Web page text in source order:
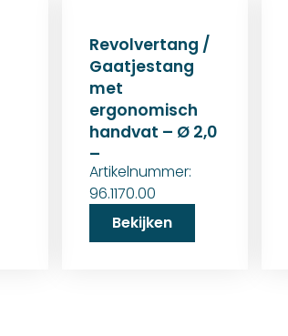
Revolvertang /
Gaatjestang
met
ergonomisch
handvat – Ø 2,0
–
Artikelnummer:
96.1170.00
Bekijken